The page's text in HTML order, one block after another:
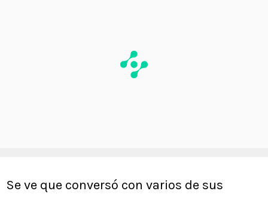
Se ve que conversó con varios de sus